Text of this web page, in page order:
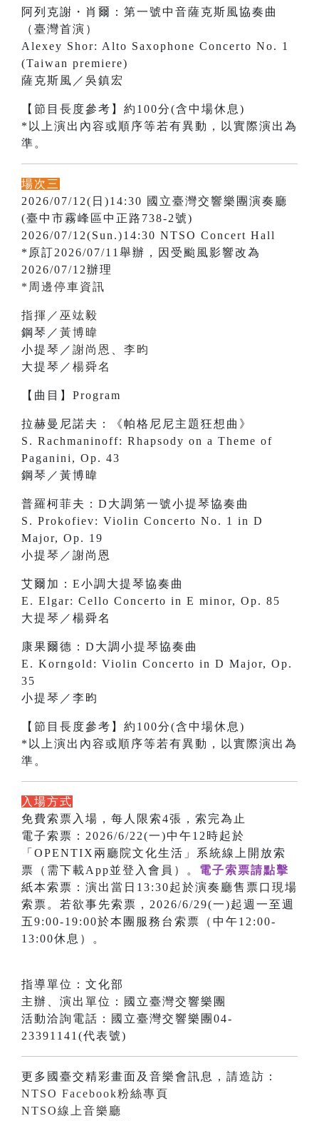
阿列克謝・肖爾：第一號中音薩克斯風協奏曲
（臺灣首演）
Alexey Shor: Alto Saxophone Concerto No. 1
(Taiwan premiere)
薩克斯風／吳鎮宏
【節目長度參考】約100分(含中場休息)
*以上演出內容或順序等若有異動，以實際演出為
準。
場次三
2026/07/12(日)14:30 國立臺灣交響樂團演奏廳
(臺中市霧峰區中正路738-2號)
2026/07/12(Sun.)14:30 NTSO Concert Hall
*原訂2026/07/11舉辦，因受颱風影響改為
2026/07/12辦理
*周邊停車資訊
指揮／巫竑毅
鋼琴／ 黃博暐
小提琴／ 謝尚恩
李昀
大提琴／ 楊舜名
【曲目】Program
拉赫曼尼諾夫：《帕格尼尼主題狂想曲》
S. Rachmaninoff: Rhapsody on a Theme of
Paganini, Op. 43
鋼琴／黃博暐
普羅柯菲夫：D大調第一號小提琴協奏曲
S. Prokofiev: Violin Concerto No. 1 in D
Major, Op. 19
小提琴／謝尚恩
艾爾加：E小調大提琴協奏曲
E. Elgar: Cello Concerto in E minor, Op. 85
大提琴／楊舜名
康果爾德：D大調小提琴協奏曲
E. Korngold: Violin Concerto in D Major, Op.
35
小提琴／李昀
【節目長度參考】約100分(含中場休息)
*以上演出內容或順序等若有異動，以實際演出為
準。
入場方式
免費索票入場，每人限索4張，索完為止
電子索票：2026/6/22(一)中午12時起於
「OPENTIX兩廳院文化生活」系統線上開放索
票（需下載App並登入會員）。 電子索票請點擊
紙本索票：演出當日13:30起於演奏廳售票口現場
索票。若欲事先索票，2026/6/29(一)起週一至週
五9:00-19:00於本團服務台索票（中午12:00-
13:00休息）。
指導單位：文化部
主辦、演出單位：國立臺灣交響樂團
活動洽詢電話：國立臺灣交響樂團04-
23391141(代表號)
更多國臺交精彩畫面及音樂會訊息，請造訪：
NTSO Facebook粉絲專頁
NTSO線上音樂廳